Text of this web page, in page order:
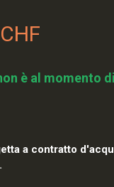
è al momento
a contratto